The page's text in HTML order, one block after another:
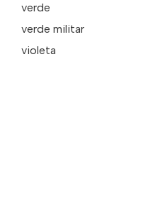
verde
verde militar
violeta